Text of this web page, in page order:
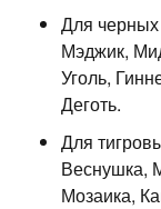
Для
Мэджик,
Уголь,
Деготь.
Для
Веснушка,
Мозаика,